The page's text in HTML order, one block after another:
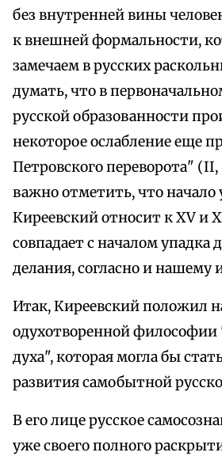
без внутренней вины
к внешней формальности,
замечаем в русских
думать, что в
русской образованности
некоторое ослабление еще
Петровского переворота" (II,
важно отметить, что начало
Киреевский относит к XV и
совпадает с началом упадка
делания, согласно и нашему
Итак, Киреевский положил
одухотворенной философии
духа", которая могла бы
развития самобытной
В его лице русское
уже своего полного